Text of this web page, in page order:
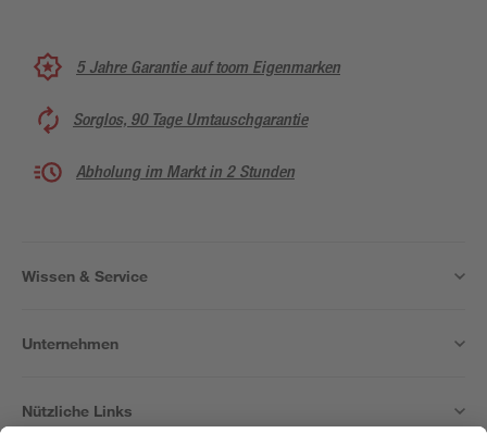
5 Jahre Garantie auf toom Eigenmarken
Sorglos, 90 Tage Umtauschgarantie
Abholung im Markt in 2 Stunden
Wissen & Service
Unternehmen
Nützliche Links